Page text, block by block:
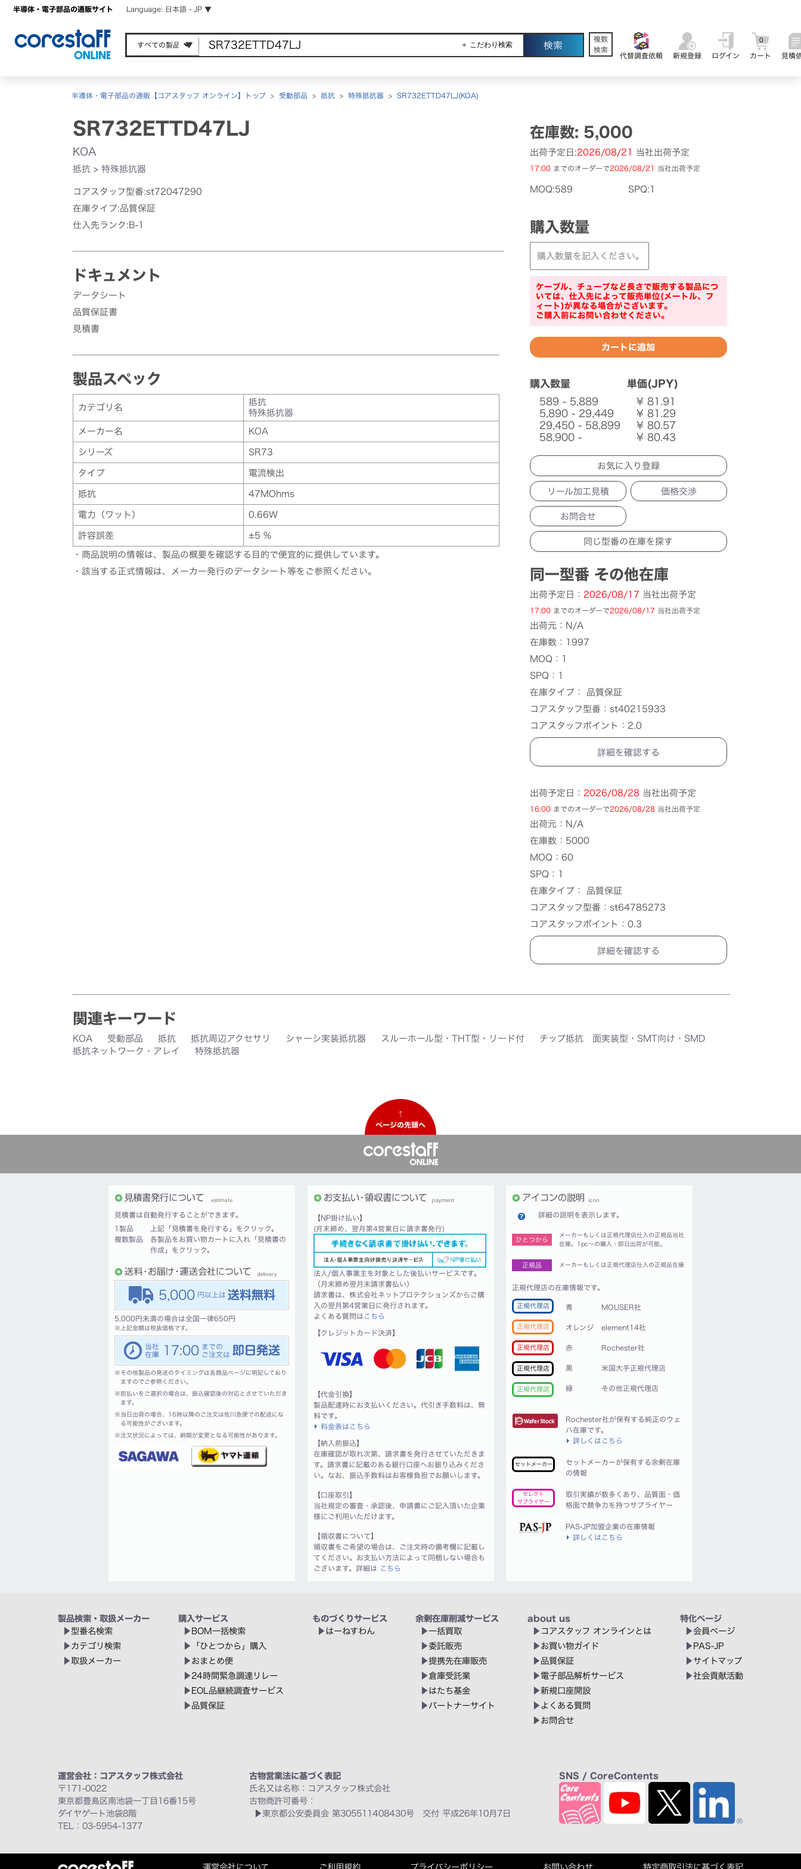
半導体・電子部品の通販サイト Language: 日本語 - JP ▼
＋ こだわり検索
複数
検索
代替調査依頼
新規登録 ログイン カート
0
見積
半導体・電子部品の通販【コアスタッフ オンライン】トップ > 受動部品 > 抵抗 > 特殊抵抗器 > SR732ETTD47LJ(KOA)
SR732ETTD47LJ
KOA
抵抗 > 特殊抵抗器
コアスタッフ型番:st72047290
在庫タイプ:品質保証
仕入先ランク:B-1
ドキュメント
データシート
品質保証書
見積書
製品スペック
カテゴリ名
抵抗
特殊抵抗器
メーカー名 KOA
シリーズ SR73
タイプ 電流検出
抵抗 47MOhms
電力（ワット） 0.66W
許容誤差 ±5 %
・商品説明の情報は、製品の概要を確認する目的で便宜的に提供しています。
・該当する正式情報は、メーカー発行のデータシート等をご参照ください。
在庫数: 5,000
出荷予定日:2026/08/21 当社出荷予定
17:00までのオーダーで2026/08/21 当社出荷予定
MOQ:589 SPQ:1
購入数量
ケーブル、チューブなど長さで販売する製品につ
いては、仕入先によって販売単位(メートル、フ
ィート)が異なる場合がございます。
ご購入前にお問い合わせください。
購入数量
単価(JPY)
589 - 5,889
¥ 81.91
5,890 - 29,449
¥ 81.29
29,450 - 58,899
¥ 80.57
58,900 -
¥ 80.43
リール加工見積 価格交渉
お問合せ
同一型番 その他在庫
出荷予定日： 2026/08/17 当社出荷予定
17:00までのオーダーで2026/08/17 当社出荷予定
出荷元：N/A
在庫数：1997
MOQ：1
SPQ：1
在庫タイプ： 品質保証
コアスタッフ型番：st40215933
コアスタッフポイント：2.0
詳細を確認する
出荷予定日： 2026/08/28 当社出荷予定
16:00までのオーダーで2026/08/28当社出荷予定
出荷元：N/A
在庫数：5000
MOQ：60
SPQ：1
在庫タイプ： 品質保証
コアスタッフ型番：st64785273
コアスタッフポイント：0.3
詳細を確認する
関連キーワード
KOA 受動部品 抵抗 抵抗周辺アクセサリ シャーシ実装抵抗器 スルーホール型・THT型・リード付
チップ抵抗 面実装型・SMT向け・SMD
抵抗ネットワーク・アレイ
特殊抵抗器
↑
ページの先頭へ
見積書は自動発行することができます。
1製品
上記「見積書を発行する」をクリック。
複数製品
各製品をお買い物カートに入れ「見積書の
作成」をクリック。
5,000
5,000円未満の場合は全国一律650円
※ 上記金額は税抜価格です。
17:00
※その他製品の発送のタイミングは各商品ページに明記しており
ますのでご参照ください。
※前払いをご選択の場合は、振込確認後の対応とさせていただき
ます。
※ 当日出荷の場合、16時以降のご注文は佐川急便での配送にな
る可能性がございます。
※注文状況によっては、納期が変更となる可能性があります。
【NP掛け払い】
(月末締め、翌月第4営業日に請求書発行)
法人/個人事業主を対象とした後払いサービスです。
（月末締め翌月末請求書払い）
請求書は、株式会社ネットプロテクションズからご購
入の翌月第4営業日に発行されます。
よくある質問は こちら
【クレジットカード決済】
【代金引換】
製品配達時にお支払いください。代引き手数料は、無
料です。
料金表はこちら
【納入前振込】
在庫確認が取れ次第、請求書を発行させていただきま
す。請求書に記載のある銀行口座へお振り込みくださ
い。なお、振込手数料はお客様負担でお願いします。
【口座取引】
当社規定の審査・承認後、申請書にご記入頂いた企業
様にご利用いただけます。
【領収書について】
領収書をご希望の場合は、ご注文時の備考欄に記載し
てください。お支払い方法によって同梱しない場合も
ございます。詳細は こちら
詳細の説明を表示します。
ひとつから
メーカーもしくは正規代理店仕入の正規品当社
在庫。1pc〜の購入・即日出荷が可能。
正規品 メーカーもしくは正規代理店仕入の正規品在庫
正規代理店の在庫情報です。
正規代理店
正規代理店
正規代理店
正規代理店
正規代理店
青 MOUSER社
オレンジ element14社
赤 Rochester社
黒 米国大手正規代理店
緑 その他正規代理店
Rochester社が保有する純正のウェ
ハ在庫です。
詳しくはこちら
セットメーカー
セットメーカーが保有する余剰在庫
の情報
セレクト
サプライヤー
取引実績が数多くあり、品質面・価
格面で競争力を持つサプライヤー
PAS-JP加盟企業の在庫情報
詳しくはこちら
製品検索・取扱メーカー
型番名検索
カテゴリ検索
取扱メーカー
購入サービス
BOM一括検索
「ひとつから」購入
おまとめ便
24時間緊急調達リレー
EOL品継続調査サービス
品質保証
ものづくりサービス
はーねすわん
余剰在庫削減サービス
一括買取
委託販売
提携先在庫販売
倉庫受託業
はたち基金
パートナーサイト
about us
コアスタッフ オンラインとは
お買い物ガイド
品質保証
電子部品解析サービス
新規口座開設
よくある質問
お問合せ
特化ページ
会員ページ
PAS-JP
サイトマップ
社会貢献活動
運営会社：コアスタッフ株式会社
〒171-0022
東京都豊島区南池袋一丁目16番15号
ダイヤゲート池袋8階
TEL：03-5954-1377
古物営業法に基づく表記
氏名又は名称：コアスタッフ株式会社
古物商許可番号：
東京都公安委員会 第305511408430号 交付 平成26年10月7日
SNS / CoreContents
運営会社について ご利用規約 プライバシーポリシー お問い合わせ 特定商取引法に基づく表記